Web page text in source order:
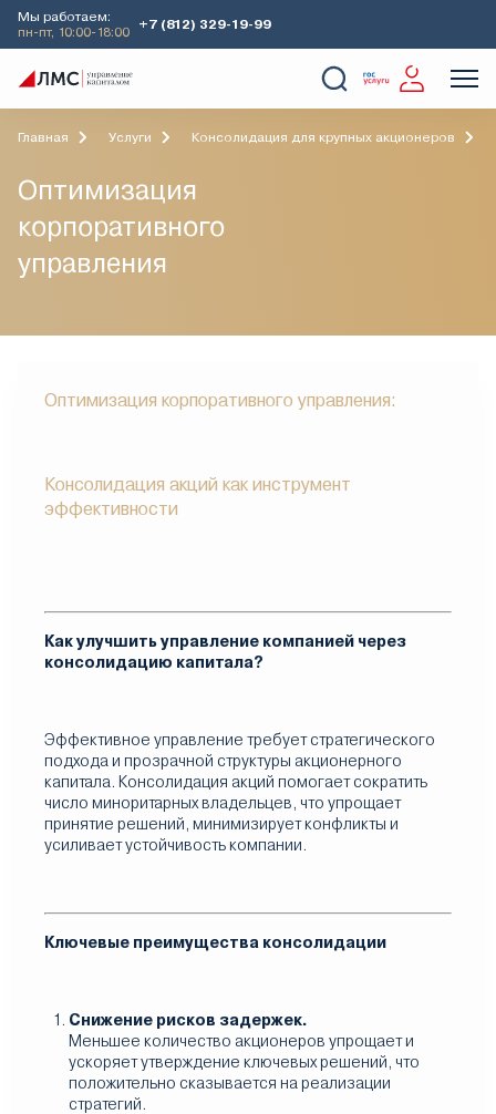
Мы работаем:
пн-пт, 10:00-18:00
+7 (812) 329-19-99
О Компании
Главная Услуги Консолидация для крупных акционеров
Оптимизация
корпоративного
управления
Оптимизация корпоративного управления:
Консолидация акций как инструмент
эффективности
Как улучшить управление компанией через
консолидацию капитала?
Эффективное управление требует стратегического
подхода и прозрачной структуры акционерного
капитала. Консолидация акций помогает сократить
число миноритарных владельцев, что упрощает
принятие решений, минимизирует конфликты и
усиливает устойчивость компании.
Ключевые преимущества консолидации
Снижение рисков задержек.
Меньшее количество акционеров упрощает и
ускоряет утверждение ключевых решений, что
положительно сказывается на реализации
стратегий.